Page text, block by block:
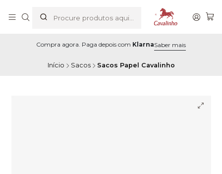
Compra agora. Paga depois com KlarnaSaber mais
Início Sacos Sacos Papel Cavalinho